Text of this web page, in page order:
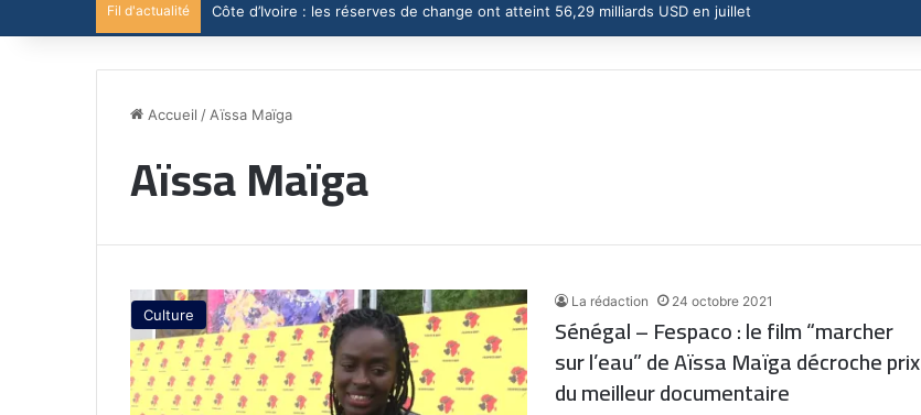
Fil d'actualité Côte d’Ivoire : les réserves de change ont atteint 56,29 milliards USD en juillet
Accueil /Aïssa Maïga
Aïssa Maïga
Culture
La rédaction 24 octobre 2021
Sénégal – Fespaco : le film “marcher
sur l’eau” de Aïssa Maïga décroche prix
du meilleur documentaire